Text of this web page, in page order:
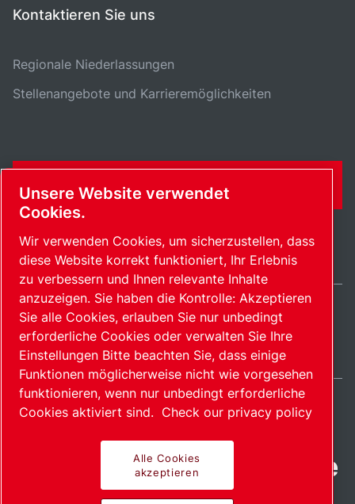
Kontaktieren Sie uns
Regionale Niederlassungen
Stellenangebote und Karrieremöglichkeiten
KONTAKTFORMULAR
SitemapCookies verwalten© 2026 Copyright.
Germany / DE
Fortschrittliche Produkte
Unsere Website verwendet
Cookies.
Wir verwenden Cookies, um sicherzustellen, dass
diese Website korrekt funktioniert, Ihr Erlebnis
zu verbessern und Ihnen relevante Inhalte
anzuzeigen. Sie haben die Kontrolle: Akzeptieren
Sie alle Cookies, erlauben Sie nur unbedingt
erforderliche Cookies oder verwalten Sie Ihre
Einstellungen Bitte beachten Sie, dass einige
Funktionen möglicherweise nicht wie vorgesehen
funktionieren, wenn nur unbedingt erforderliche
Cookies aktiviert sind. Check our privacy policy
Alle Cookies
akzeptieren